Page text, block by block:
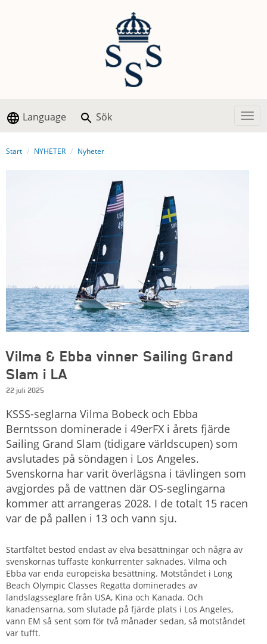
Language Sök
Start NYHETER Nyheter
Vilma & Ebba vinner Sailing Grand
Slam i LA
22 juli 2025
KSSS-seglarna Vilma Bobeck och Ebba
Berntsson dominerade i 49erFX i årets fjärde
Sailing Grand Slam (tidigare världscupen) som
avslutades på söndagen i Los Angeles.
Svenskorna har varit överlägsna i tävlingen som
avgjordes på de vattnen där OS-seglingarna
kommer att arrangeras 2028. I de totalt 15 racen
var de på pallen i 13 och vann sju.
Startfältet bestod endast av elva besättningar och några av
svenskornas tuffaste konkurrenter saknades. Vilma och
Ebba var enda europeiska besättning. Motståndet i Long
Beach Olympic Classes Regatta dominerades av
landslagsseglare från USA, Kina och Kanada. Och
kanadensarna, som slutade på fjärde plats i Los Angeles,
vann EM så sent som för två månader sedan, så motståndet
var tufft.